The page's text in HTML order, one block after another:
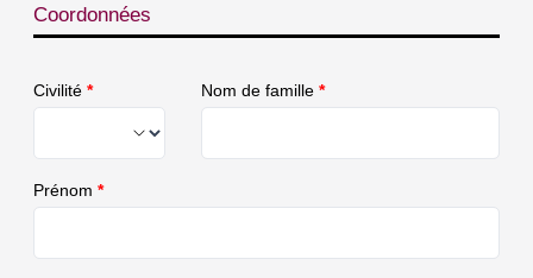
Coordonnées
Civilité * Nom de famille *
Prénom *